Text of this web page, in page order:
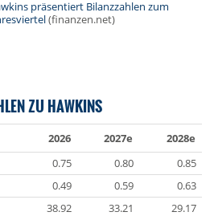
präsentiert Bilanzzahlen zum
(finanzen.net)
ZU HAWKINS
2026 2027e
2028e
0.75 0.80
0.85
0.49 0.59
0.63
38.92 33.21
29.17